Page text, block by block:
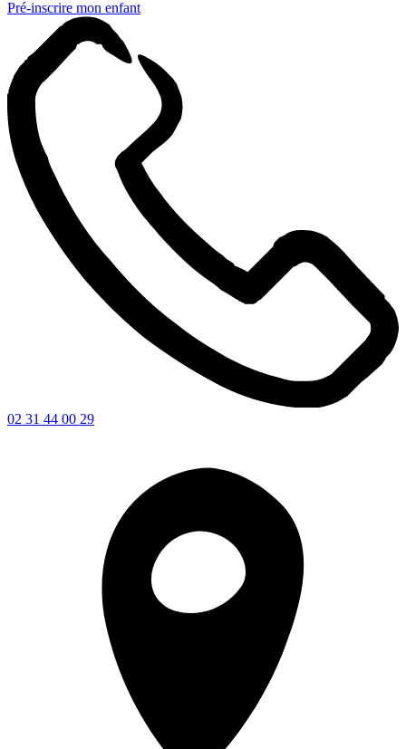
Pré-inscrire mon enfant
02 31 44 00 29